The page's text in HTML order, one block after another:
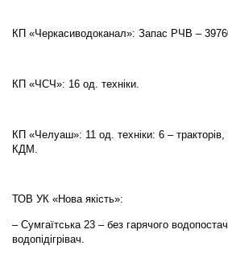
КП «Черкасиводоканал»: Запас РЧВ –
КП «ЧСЧ»: 16 од. техніки.
КП «Челуаш»: 11 од. техніки: 6 –
КДМ.
ТОВ УК «Нова якість»:
– Сумгаїтська 23 – без гарячого
водопідігрівач.